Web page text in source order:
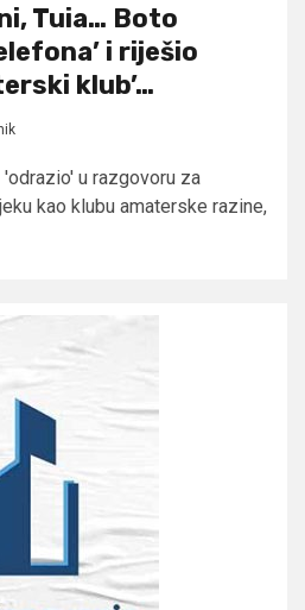
Tuia… Boto
i riješio
klub’…
u razgovoru za
kao klubu amaterske razine,